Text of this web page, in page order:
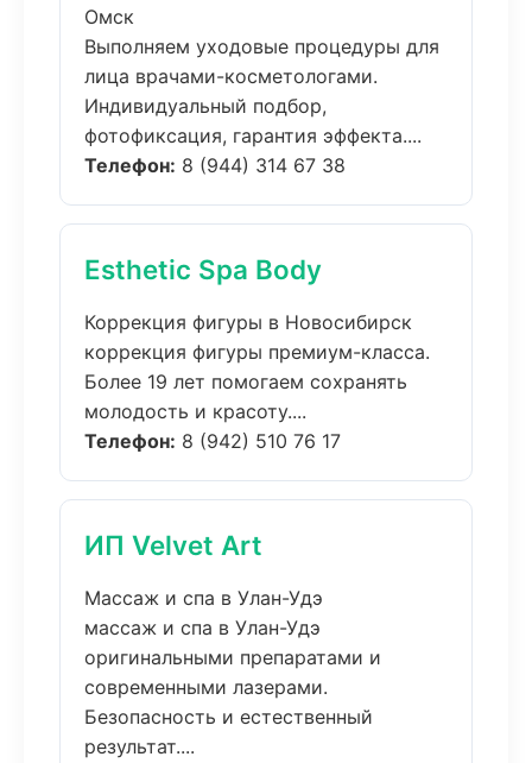
Омск
Выполняем уходовые процедуры для
лица врачами-косметологами.
Индивидуальный подбор,
фотофиксация, гарантия эффекта....
Телефон: 8 (944) 314 67 38
Esthetic Spa Body
Коррекция фигуры в Новосибирск
коррекция фигуры премиум-класса.
Более 19 лет помогаем сохранять
молодость и красоту....
Телефон: 8 (942) 510 76 17
ИП Velvet Art
Массаж и спа в Улан-Удэ
массаж и спа в Улан-Удэ
оригинальными препаратами и
современными лазерами.
Безопасность и естественный
результат....